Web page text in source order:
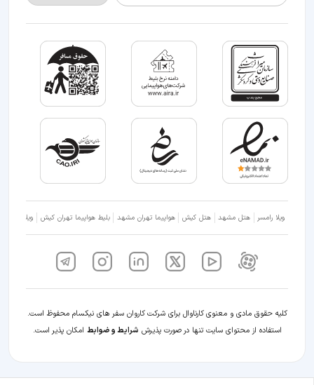
ویلا رامسر هتل مشهد هتل کیش هواپیما تهران مشهد بلیط هواپیما تهران کیش ویلا شمال
کلیه حقوق مادی و معنوی کارناوال برای شرکت کاروان سفر های نیکسام محفوظ است.
استفاده از محتوای سایت تنها در صورت پذیرش شرایط و ضوابط امکان پذیر است.